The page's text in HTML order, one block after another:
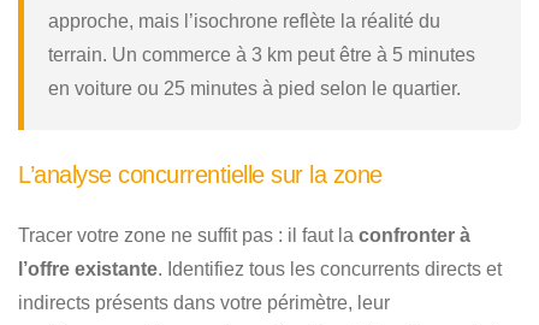
approche, mais l’isochrone reflète la réalité du
terrain. Un commerce à 3 km peut être à 5 minutes
en voiture ou 25 minutes à pied selon le quartier.
L’analyse concurrentielle sur la zone
Tracer votre zone ne suffit pas : il faut la confronter à
l’offre existante. Identifiez tous les concurrents directs et
indirects présents dans votre périmètre, leur